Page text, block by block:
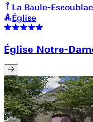
La Baule-Escoublac
Église
Église Notre-